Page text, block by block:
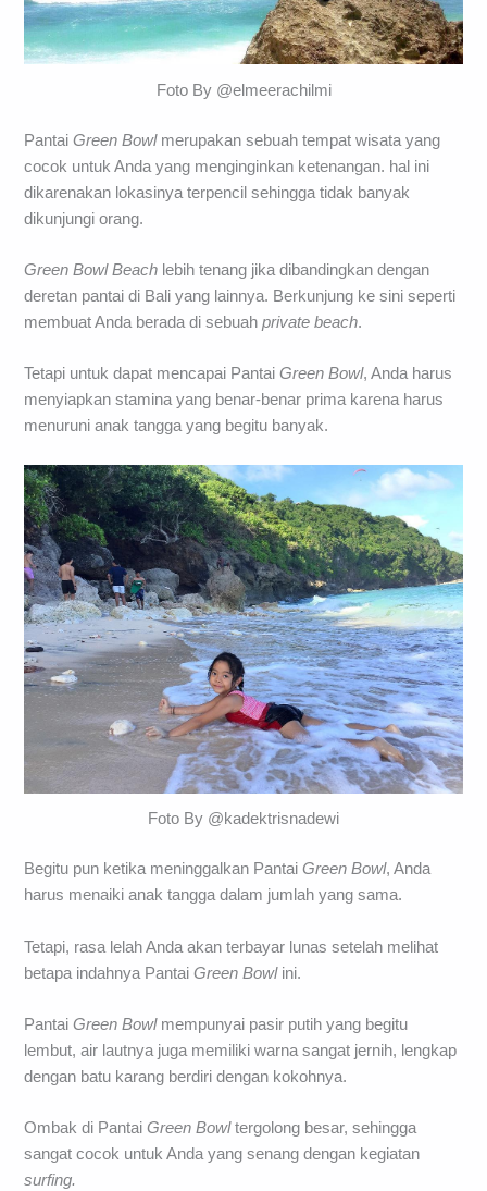
Foto By @elmeerachilmi
PantaiGreen Bowlmerupakan sebuah tempat wisata yang
cocok untuk Anda yang menginginkan ketenangan. hal ini
dikarenakan lokasinya terpencil sehingga tidak banyak
dikunjungi orang.
Green Bowl Beach lebih tenang jika dibandingkan dengan
deretan pantai di Bali yang lainnya. Berkunjung ke sini seperti
membuat Anda berada di sebuahprivate beach.
Tetapi untuk dapat mencapai PantaiGreen Bowl, Anda harus
menyiapkan stamina yang benar-benar prima karena harus
menuruni anak tangga yang begitu banyak.
Foto By @kadektrisnadewi
Begitu pun ketika meninggalkan PantaiGreen Bowl, Anda
harus menaiki anak tangga dalam jumlah yang sama.
Tetapi, rasa lelah Anda akan terbayar lunas setelah melihat
betapa indahnya PantaiGreen Bowl ini.
PantaiGreen Bowlmempunyai pasir putih yang begitu
lembut, air lautnya juga memiliki warna sangat jernih, lengkap
dengan batu karang berdiri dengan kokohnya.
Ombak di PantaiGreen Bowltergolong besar, sehingga
sangat cocok untuk Anda yang senang dengan kegiatan
surfing.